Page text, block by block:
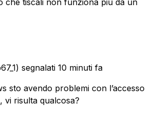
segnalati 10 minuti fa
sto avendo problemi con l’accesso
vi risulta qualcosa?